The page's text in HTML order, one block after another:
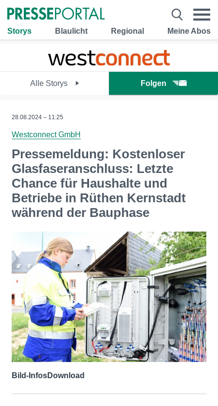
Storys Blaulicht Regional Meine Abos
Alle Storys Folgen
28.08.2024 – 11:25
Westconnect GmbH
Pressemeldung: Kostenloser
Glasfaseranschluss: Letzte
Chance für Haushalte und
Betriebe in Rüthen Kernstadt
während der Bauphase
Bild-InfosDownload